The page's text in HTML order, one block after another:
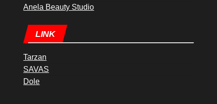
Anela Beauty Studio
LINK
Tarzan
SAVAS
Dole